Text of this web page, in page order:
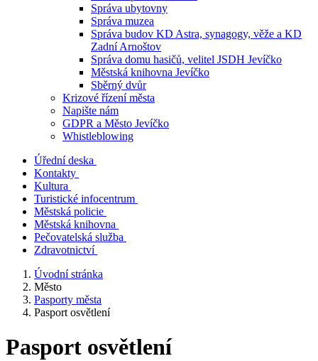
Správa ubytovny
Správa muzea
Správa budov KD Astra, synagogy, věže a KD
Zadní Arnoštov
Správa domu hasičů, velitel JSDH Jevíčko
Městská knihovna Jevíčko
Sběrný dvůr
Krizové řízení města
Napište nám
GDPR a Město Jevíčko
Whistleblowing
Úřední deska
Kontakty
Kultura
Turistické infocentrum
Městská policie
Městská knihovna
Pečovatelská služba
Zdravotnictví
Úvodní stránka
Město
Pasporty města
Pasport osvětlení
Pasport osvětlení